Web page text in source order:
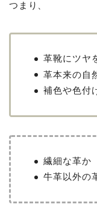
つまり、
革靴にツヤ
革本来の自
補色や色付
繊細な革か
牛革以外の